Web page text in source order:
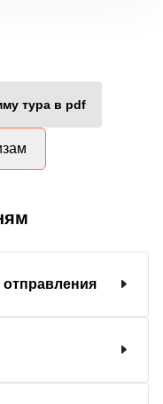
тура в pdf
отправления